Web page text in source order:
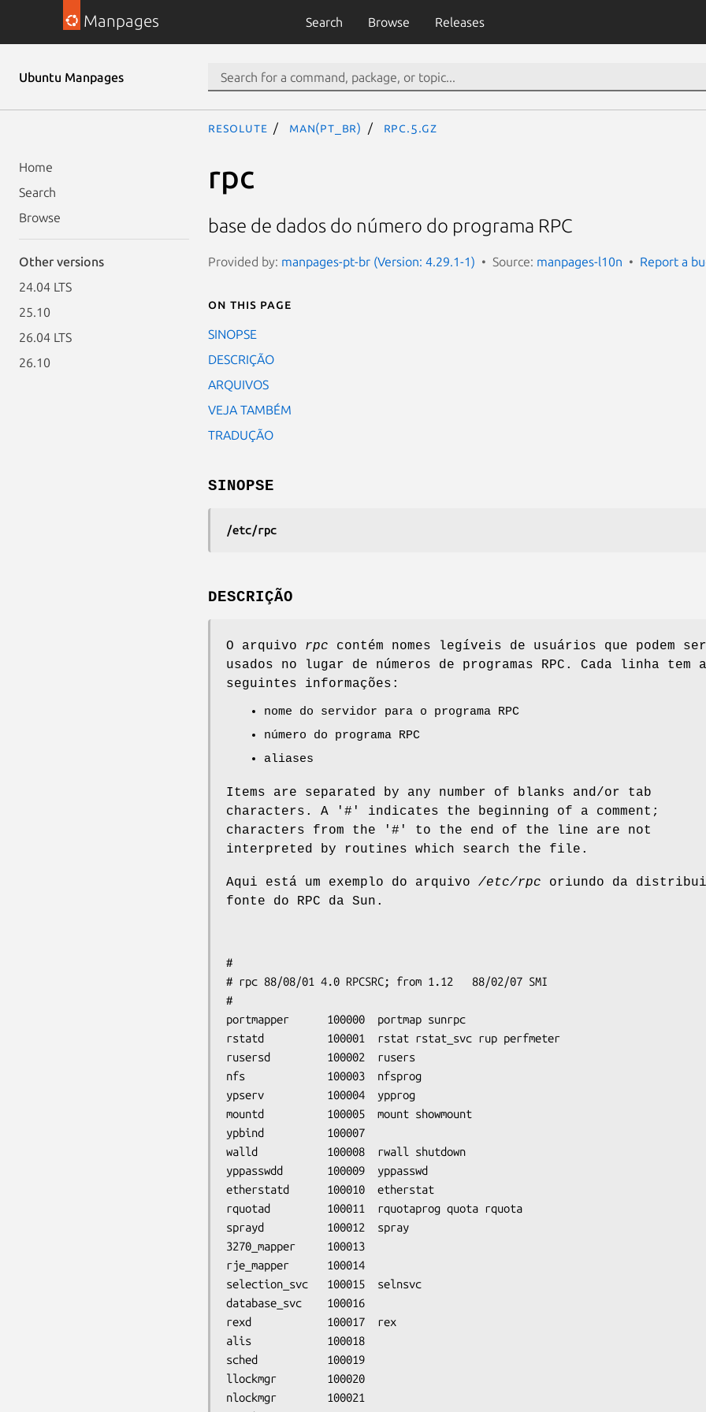
Manpages Search Browse Releases
Ubuntu Manpages
Home
Search
Browse
Other versions
24.04 LTS
25.10
26.04 LTS
26.10
resolute man(pt_BR) rpc.5.gz
rpc
base de dados do número do programa RPC
Provided by: manpages-pt-br (Version: 4.29.1-1) Source: manpages-l10n Report a
On this page
SINOPSE
DESCRIÇÃO
ARQUIVOS
VEJA TAMBÉM
TRADUÇÃO
SINOPSE
/etc/rpc
DESCRIÇÃO
O arquivo rpc contém nomes legíveis de usuários que podem ser
usados no lugar de números de programas RPC. Cada linha tem
seguintes informações:
nome do servidor para o programa RPC
número do programa RPC
aliases
Items are separated by any number of blanks and/or tab
characters. A '#' indicates the beginning of a comment;
characters from the '#' to the end of the line are not
interpreted by routines which search the file.
Aqui está um exemplo do arquivo /etc/rpc oriundo da
fonte do RPC da Sun.
#
# rpc 88/08/01 4.0 RPCSRC; from 1.12   88/02/07 SMI
#
portmapper      100000  portmap sunrpc
rstatd          100001  rstat rstat_svc rup perfmeter
rusersd         100002  rusers
nfs             100003  nfsprog
ypserv          100004  ypprog
mountd          100005  mount showmount
ypbind          100007
walld           100008  rwall shutdown
yppasswdd       100009  yppasswd
etherstatd      100010  etherstat
rquotad         100011  rquotaprog quota rquota
sprayd          100012  spray
3270_mapper     100013
rje_mapper      100014
selection_svc   100015  selnsvc
database_svc    100016
rexd            100017  rex
alis            100018
sched           100019
llockmgr        100020
nlockmgr        100021